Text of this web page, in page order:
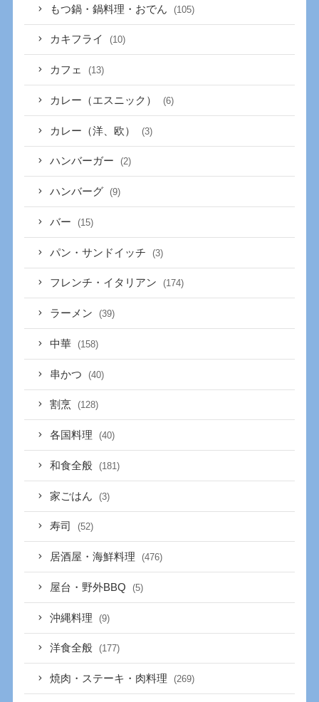
もつ鍋・鍋料理・おでん (105)
カキフライ (10)
カフェ (13)
カレー（エスニック） (6)
カレー（洋、欧） (3)
ハンバーガー (2)
ハンバーグ (9)
バー (15)
パン・サンドイッチ (3)
フレンチ・イタリアン (174)
ラーメン (39)
中華 (158)
串かつ (40)
割烹 (128)
各国料理 (40)
和食全般 (181)
家ごはん (3)
寿司 (52)
居酒屋・海鮮料理 (476)
屋台・野外BBQ (5)
沖縄料理 (9)
洋食全般 (177)
焼肉・ステーキ・肉料理 (269)